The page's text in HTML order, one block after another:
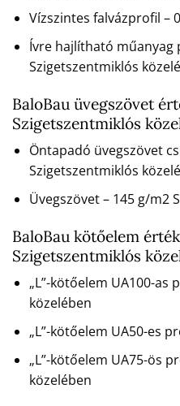
Vízszintes falvázprofil –
Ívre hajlítható műanyag
Szigetszentmiklós
BaloBau üvegszövet
Szigetszentmiklós
Öntapadó üvegszövet
Szigetszentmiklós
Üvegszövet – 145 g/m2
BaloBau kötőelem
Szigetszentmiklós
„L”-kötőelem UA100-
közelében
„L”-kötőelem UA50-es
„L”-kötőelem UA75-ös
közelében